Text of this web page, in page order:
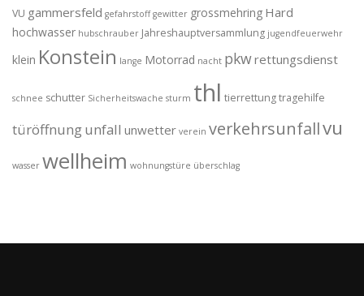
VU gammersfeld gefahrstoff gewitter grossmehring Hard
hochwasser hubschrauber Jahreshauptversammlung jugendfeuerwehr
klein Konstein lange Motorrad nacht pkwrettungsdienst
schnee schutter Sicherheitswache sturm thl tierrettungtragehilfe
türöffnungunfall unwetter verein verkehrsunfallvu
wasser wellheim wohnungstüre überschlag